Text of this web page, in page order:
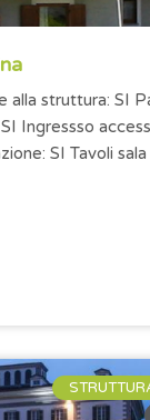
SI Parcheggio
colazioni